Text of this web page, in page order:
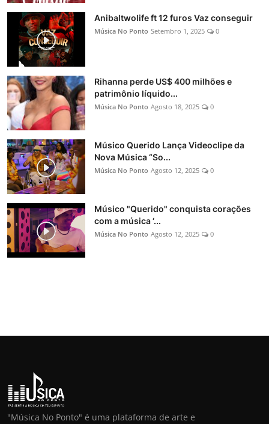
Anibaltwolife ft 12 furos Vaz conseguir
Música No Ponto Setembro 1, 2025 0
Rihanna perde US$ 400 milhões e
patrimônio líquido...
Música No Ponto Agosto 18, 2025 0
Músico Querido Lança Videoclipe da
Nova Música “So...
Música No Ponto Agosto 12, 2025 0
Músico "Querido" conquista corações
com a música ‘...
Música No Ponto Agosto 12, 2025 0
"Música No Ponto" é uma plataforma de arte e